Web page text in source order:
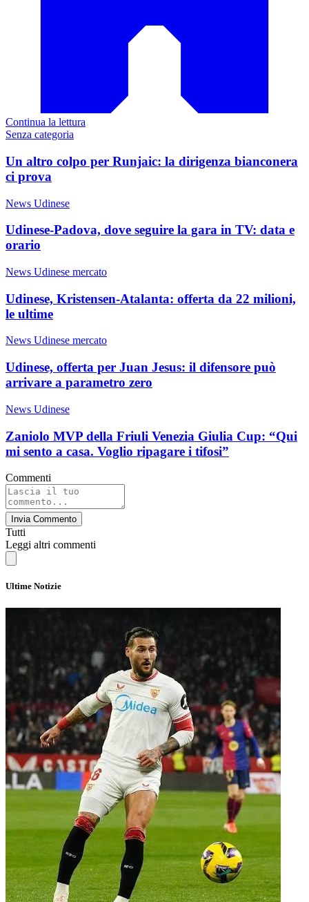
Continua la lettura
Senza categoria
Un altro colpo per Runjaic: la dirigenza bianconera
ci prova
News Udinese
Udinese-Padova, dove seguire la gara in TV: data e
orario
News Udinese mercato
Udinese, Kristensen-Atalanta: offerta da 22 milioni,
le ultime
News Udinese mercato
Udinese, offerta per Juan Jesus: il difensore può
arrivare a parametro zero
News Udinese
Zaniolo MVP della Friuli Venezia Giulia Cup: “Qui
mi sento a casa. Voglio ripagare i tifosi”
Commenti
Invia Commento
Tutti
Leggi altri commenti
Ultime Notizie